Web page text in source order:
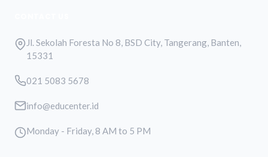
Jl. Sekolah Foresta No 8, BSD City, Tangerang, Banten,
15331
021 5083 5678
info@educenter.id
Monday - Friday, 8 AM to 5 PM